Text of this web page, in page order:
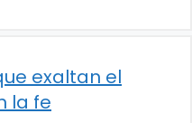
exaltan el
la fe